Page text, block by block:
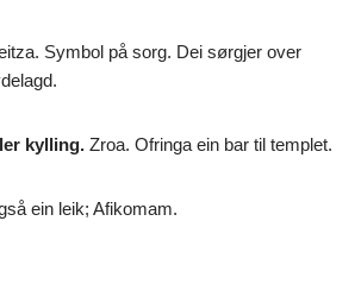
Symbol på sorg. Dei sørgjer over
kylling. Zroa. Ofringa ein bar til templet.
ein leik; Afikomam.